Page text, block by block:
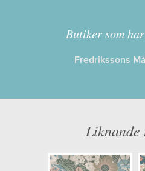
Kollektion:
Information
Längd x Bredd:
Artikelnummer:
Butiker som
Fredrikssons
Liknande